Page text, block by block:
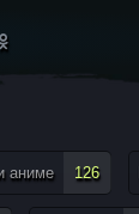
аниме 126